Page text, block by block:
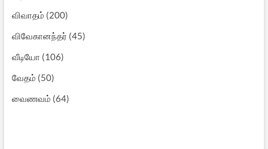
விவாதம் (200)
விவேகானந்தர் (45)
வீடியோ (106)
வேதம் (50)
வைணவம் (64)